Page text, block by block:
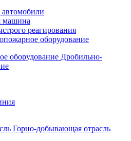
машина
реагирования
оборудование
Дробильно-
Горно-добывающая отрасль